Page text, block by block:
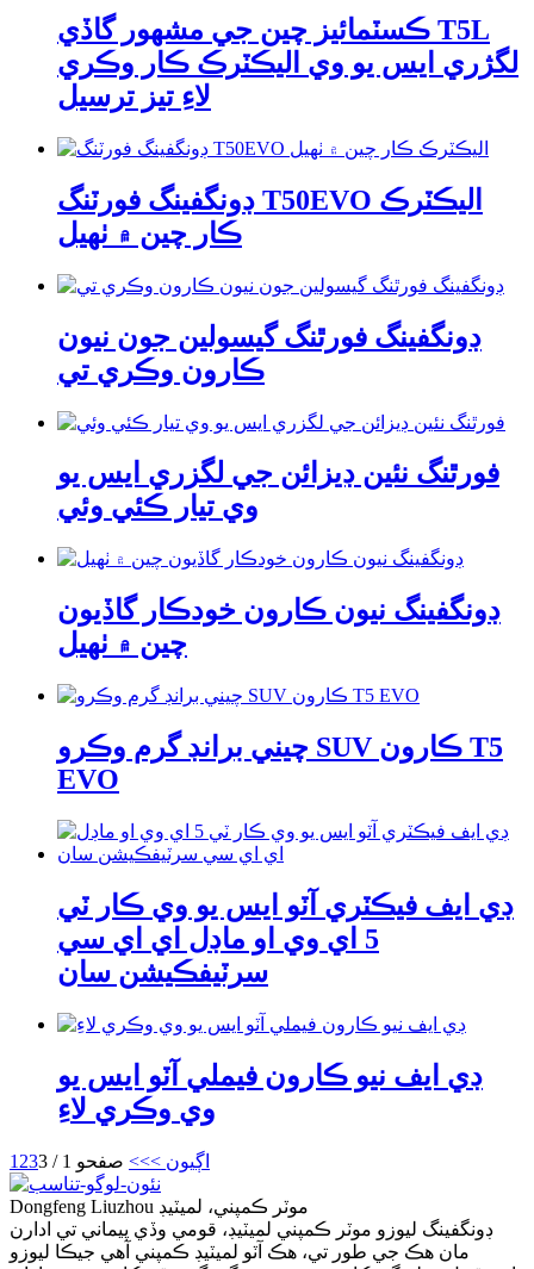
ڪسٽمائيز چين جي مشهور گاڏي T5L
لگژري ايس يو وي اليڪٽرڪ ڪار وڪري
لاءِ تيز ترسيل
ڊونگفينگ فورٽنگ T50EVO اليڪٽرڪ
ڪار چين ۾ ٺهيل
ڊونگفينگ فورٿنگ گيسولين جون نيون
ڪارون وڪري تي
فورٿنگ نئين ڊيزائن جي لگزري ايس يو
وي تيار ڪئي وئي
ڊونگفينگ نيون ڪارون خودڪار گاڏيون
چين ۾ ٺهيل
چيني برانڊ گرم وڪرو SUV ڪارون T5
EVO
ڊي ايف فيڪٽري آٽو ايس يو وي ڪار ٽي
5 اي وي او ماڊل اي اي سي
سرٽيفڪيشن سان
ڊي ايف نيو ڪارون فيملي آٽو ايس يو
وي وڪري لاءِ
1 23 اڳيون >>> صفحو 1 / 3
Dongfeng Liuzhou موٽر ڪمپني، لميٽيڊ
ڊونگفينگ ليوزو موٽر ڪمپني لميٽيڊ، قومي وڏي پيماني تي ادارن
مان هڪ جي طور تي، هڪ آٽو لميٽيڊ ڪمپني آهي جيڪا ليوزو